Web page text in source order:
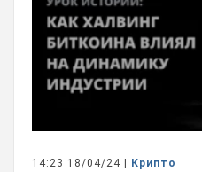
14:23 18/04/24 | Крипто